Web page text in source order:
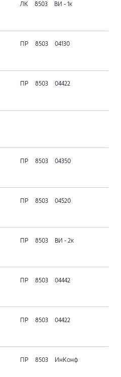
ЛК 8503 ВИ - 1к
ПР 8503 04130
ПР 8503 04422
ПР 8503 04350
ПР 8503 04520
ПР 8503 ВИ - 2к
ПР 8503 04442
ПР 8503 04422
ПР 8503 ИнКонф